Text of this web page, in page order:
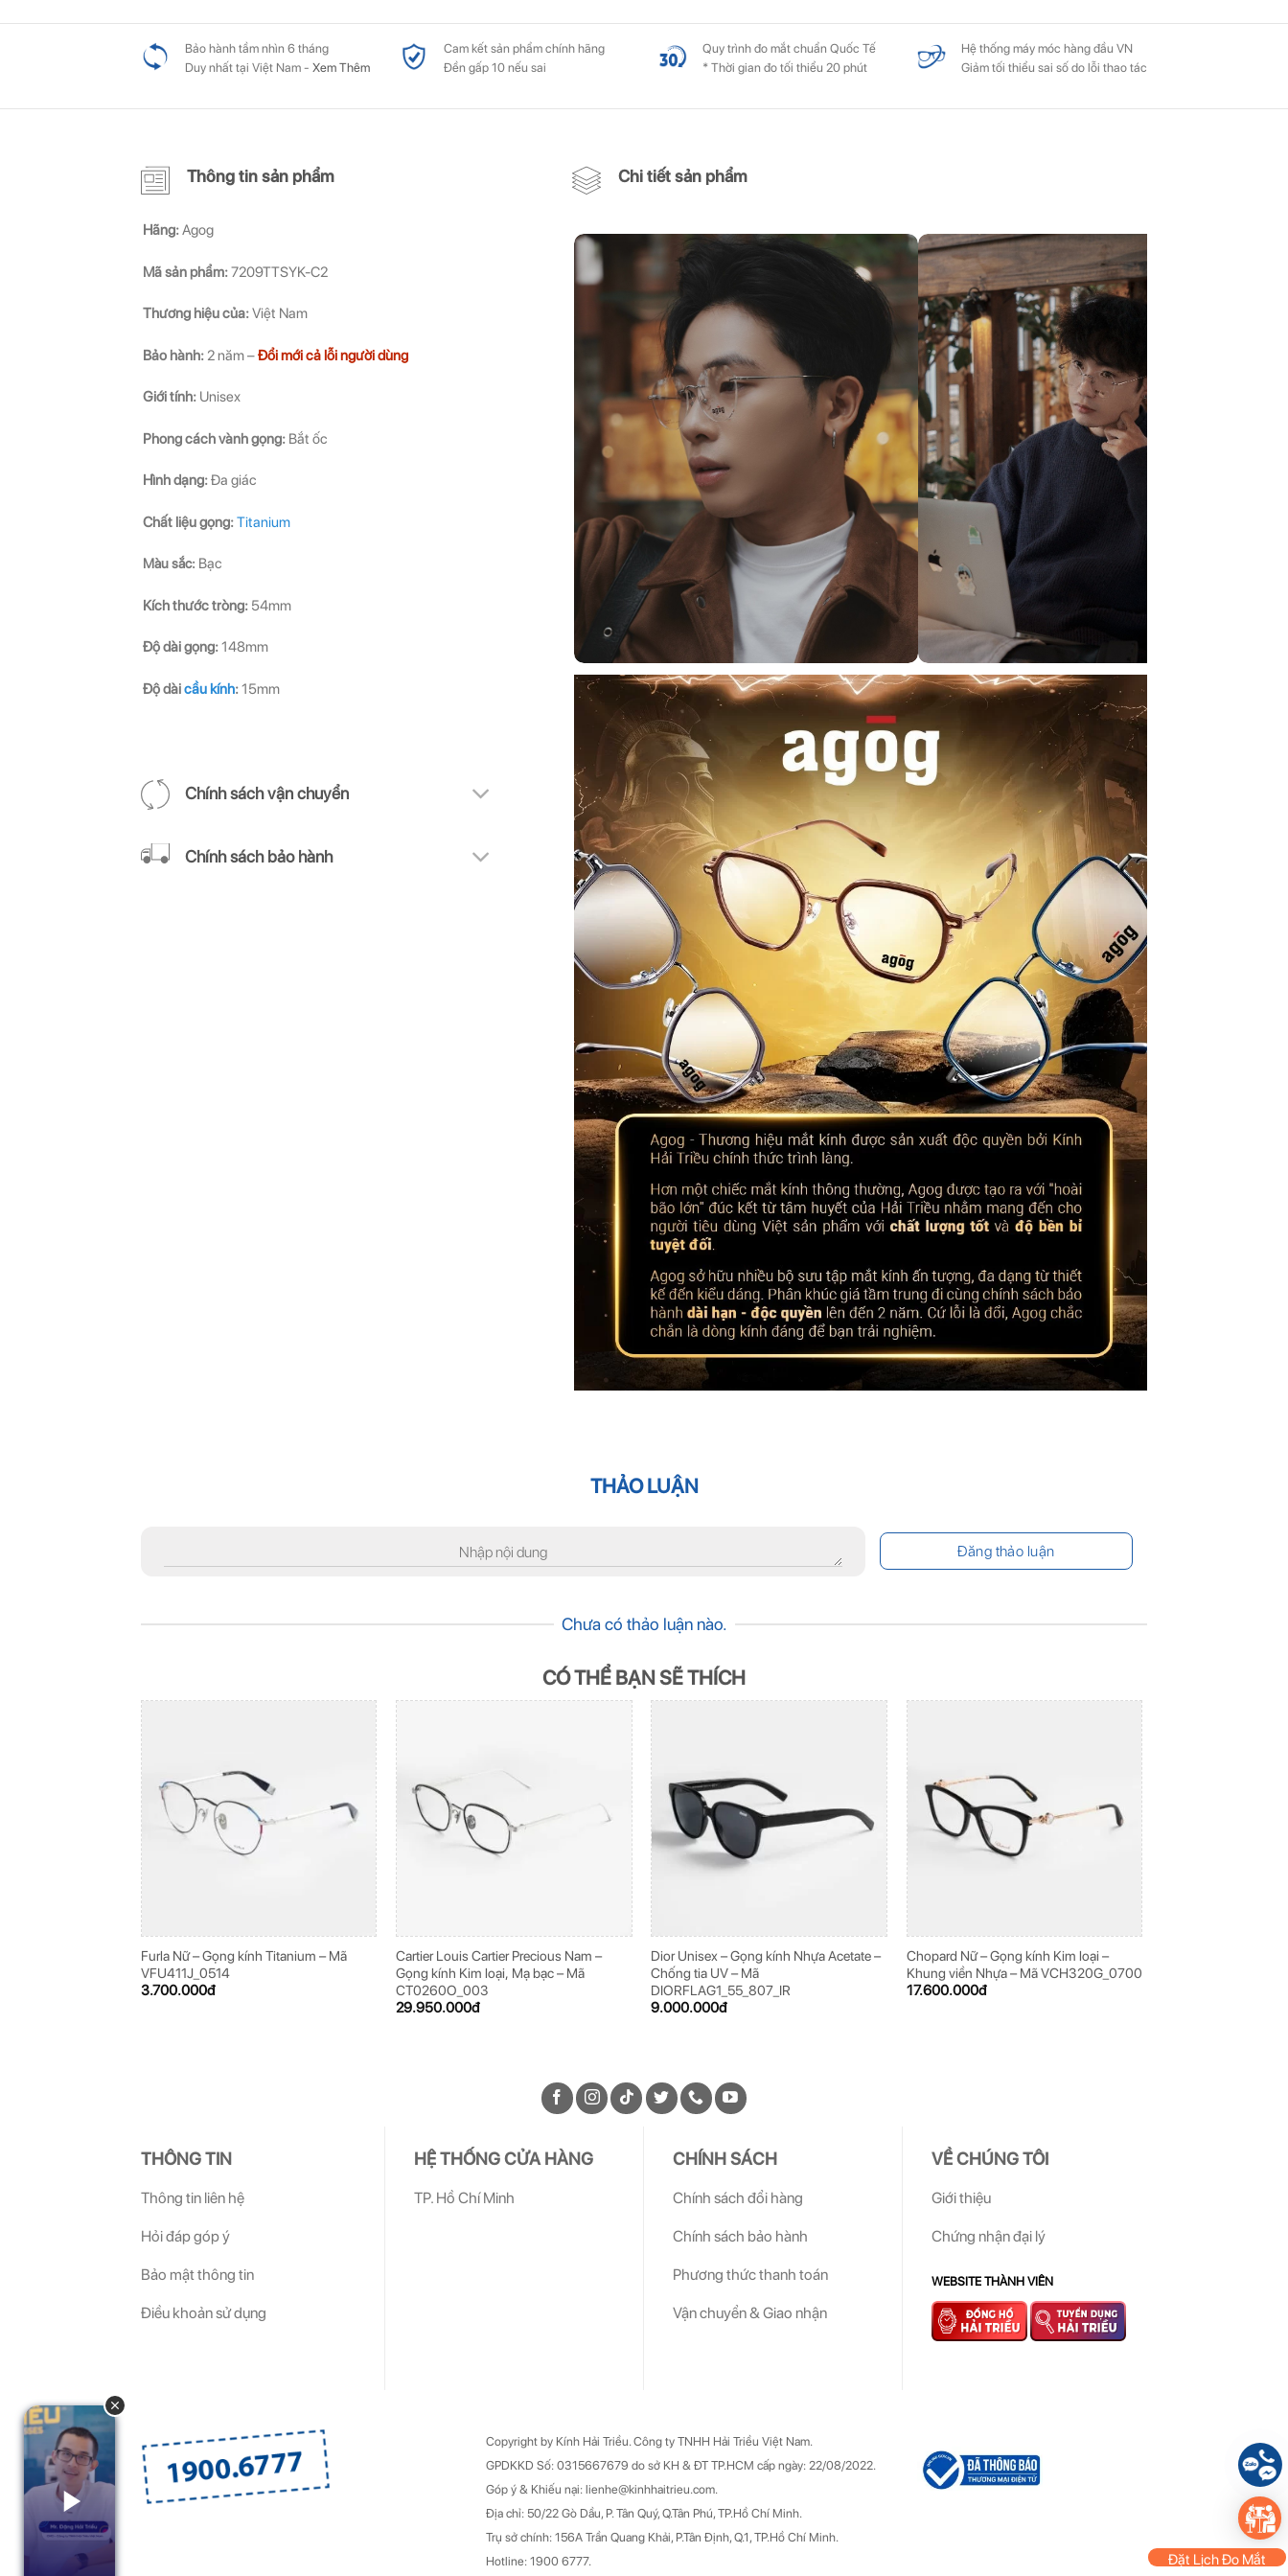
Bảo hành tầm nhìn 6 tháng
Duy nhất tại Việt Nam - Xem Thêm
Cam kết sản phẩm chính hãng
Đền gấp 10 nếu sai
Quy trình đo mắt chuẩn Quốc Tế
* Thời gian đo tối thiểu 20 phút
Hệ thống máy móc hàng đầu VN
Giảm tối thiểu sai số do lỗi thao tác
Thông tin sản phẩm
Hãng:Agog
Mã sản phẩm:7209TTSYK-C2
Thương hiệu của:Việt Nam
Bảo hành: 2 năm –Đổi mới cả lỗi người dùng
Giới tính: Unisex
Phong cách vành gọng: Bắt ốc
Hình dạng:Đa giác
Chất liệu gọng:Titanium
Màu sắc: Bạc
Kích thước tròng: 54mm
Độ dài gọng:148mm
Độ dàicầu kính:15mm
Chính sách vận chuyển
Chính sách bảo hành
Chi tiết sản phẩm
THẢO LUẬN
Chưa có thảo luận nào.
CÓ THỂ BẠN SẼ THÍCH
Furla Nữ – Gọng kính Titanium – Mã
VFU411J_0514
3.700.000đ
Cartier Louis Cartier Precious Nam –
Gọng kính Kim loại, Mạ bạc – Mã
CT0260O_003
29.950.000đ
Dior Unisex – Gọng kính Nhựa Acetate –
Chống tia UV – Mã
DIORFLAG1_55_807_IR
9.000.000đ
Chopard Nữ – Gọng kính Kim loại –
Khung viền Nhựa – Mã VCH320G_0700
17.600.000đ
THÔNG TIN
Thông tin liên hệ
Hỏi đáp góp ý
Bảo mật thông tin
Điều khoản sử dụng
HỆ THỐNG CỬA HÀNG
TP. Hồ Chí Minh
CHÍNH SÁCH
Chính sách đổi hàng
Chính sách bảo hành
Phương thức thanh toán
Vận chuyển & Giao nhận
VỀ CHÚNG TÔI
Giới thiệu
Chứng nhận đại lý
WEBSITE THÀNH VIÊN
Copyright by Kính Hải Triều. Công ty TNHH Hải Triều Việt Nam.
GPDKKD Số: 0315667679 do sở KH & ĐT TP.HCM cấp ngày: 22/08/2022.
Góp ý & Khiếu nại: lienhe@kinhhaitrieu.com.
Địa chỉ: 50/22 Gò Dầu, P. Tân Quý, Q.Tân Phú, TP.Hồ Chí Minh.
Trụ sở chính: 156A Trần Quang Khải, P.Tân Định, Q.1, TP.Hồ Chí Minh.
Hotline: 1900 6777.
Đặt Lịch Đo Mắt